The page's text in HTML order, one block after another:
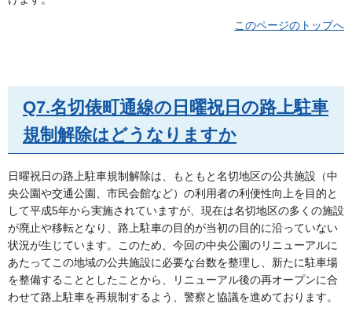
このページのトップへ
Q7.名切俵町通線の日曜祝日の路上駐車
規制解除はどうなりますか
日曜祝日の路上駐車規制解除は、もともと名切地区の公共施設（中
央公園や交通公園、市民会館など）の利用者の利便性向上を目的と
して平成5年から実施されていますが、現在は名切地区の多くの施設
が廃止や移転となり、路上駐車の目的が当初の目的に沿っていない
状況が生じています。このため、今回の中央公園のリニューアルに
あたってこの地域の公共施設に必要な台数を整理し、新たに駐車場
を整備することとしたことから、リニューアル後の再オープンに合
わせて路上駐車を再規制するよう、警察と協議を進めております。